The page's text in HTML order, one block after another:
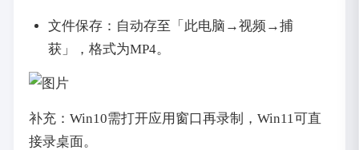
文件保存：自动存至「此电脑→视频→捕
获」，格式为MP4。
补充：Win10需打开应用窗口再录制，Win11可直
接录桌面。